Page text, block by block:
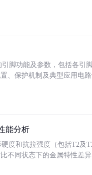
引脚功能及参数，包括各
、保护机制及典型应用电
能分析
度和抗拉强度（包括T2及
不同状态下的金属特性差异